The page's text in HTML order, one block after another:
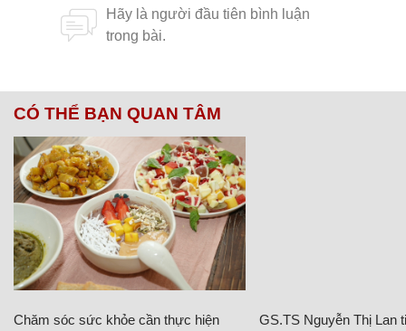
CÓ THỂ BẠN QUAN TÂM
Chăm sóc sức khỏe cần thực hiện GS.TS Nguyễn Thị Lan